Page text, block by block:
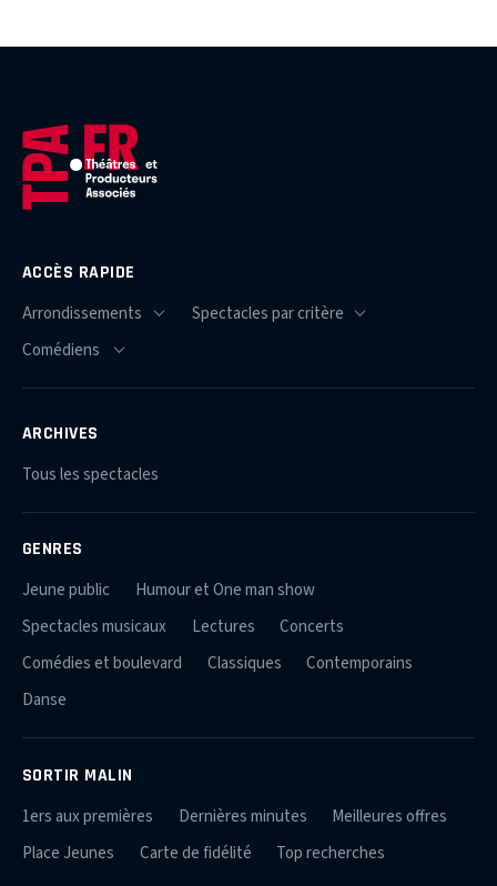
ACCÈS RAPIDE
ARCHIVES
Tous les spectacles
GENRES
Jeune public
Humour et One man show
Spectacles musicaux
Lectures
Concerts
Comédies et boulevard
Classiques
Contemporains
Danse
SORTIR MALIN
1ers aux premières Dernières minutes
Meilleures offres
Place Jeunes
Carte de fidélité Top recherches